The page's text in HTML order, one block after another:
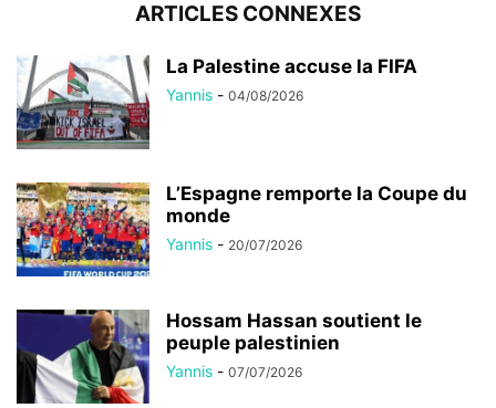
ARTICLES CONNEXES
La Palestine accuse la FIFA
Yannis - 04/08/2026
L’Espagne remporte la Coupe du
monde
Yannis - 20/07/2026
Hossam Hassan soutient le
peuple palestinien
Yannis - 07/07/2026